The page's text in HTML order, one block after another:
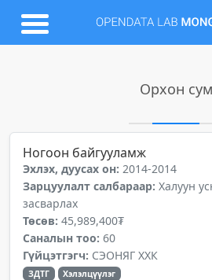
Орхон сум
Ногоон байгууламж
Эхлэх, дуусах он: 2014-2014
Зарцуулалт салбараар: Халуун
засварлах
Төсөв: 45,989,400₮
Саналын тоо: 60
Гүйцэтгэгч: СЭОНЯГ ХХК
ЗДТГ Хэлэлцүүлэг